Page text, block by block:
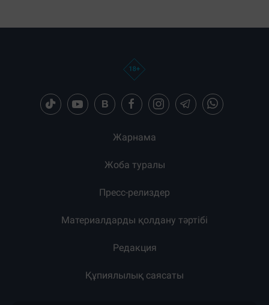
Жарнама
Жоба туралы
Пресс-релиздер
Материалдарды қолдану тәртібі
Редакция
Құпиялылық саясаты